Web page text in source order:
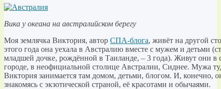
Вика у океана на австралийском берегу
Моя землячка Виктория, автор СПА-блога, живёт на другой
этого года она уехала в Австралию вместе с мужем и детьми
младшей дочке, рождённой в Таиланде, – 3 года). Живут они в
городе, в неофициальной столице Австралии, Сиднее. Мужа
Виктория занимается там домом, детьми, блогом. И, конечно,
знакомясь с экзотической страной, её красотами и обычаями.